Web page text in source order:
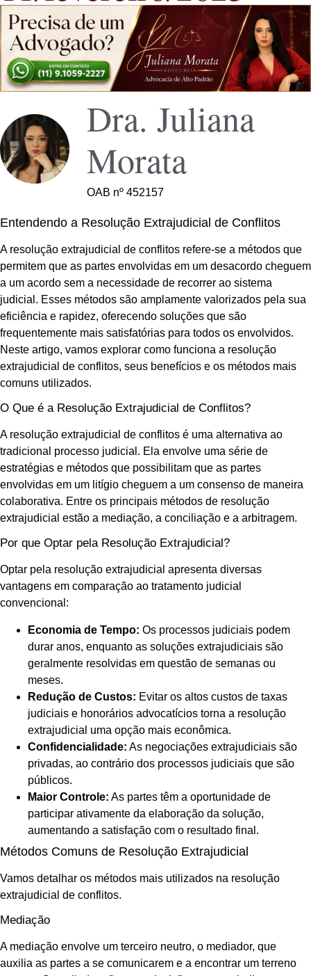
Dra. Juliana
Morata
OAB nº 452157
Entendendo a Resolução Extrajudicial de Conflitos
A resolução extrajudicial de conflitos refere-se a métodos que
permitem que as partes envolvidas em um desacordo cheguem
a um acordo sem a necessidade de recorrer ao sistema
judicial. Esses métodos são amplamente valorizados pela sua
eficiência e rapidez, oferecendo soluções que são
frequentemente mais satisfatórias para todos os envolvidos.
Neste artigo, vamos explorar como funciona a resolução
extrajudicial de conflitos, seus benefícios e os métodos mais
comuns utilizados.
O Que é a Resolução Extrajudicial de Conflitos?
A resolução extrajudicial de conflitos é uma alternativa ao
tradicional processo judicial. Ela envolve uma série de
estratégias e métodos que possibilitam que as partes
envolvidas em um litígio cheguem a um consenso de maneira
colaborativa. Entre os principais métodos de resolução
extrajudicial estão a mediação, a conciliação e a arbitragem.
Por que Optar pela Resolução Extrajudicial?
Optar pela resolução extrajudicial apresenta diversas
vantagens em comparação ao tratamento judicial
convencional:
Economia de Tempo: Os processos judiciais podem
durar anos, enquanto as soluções extrajudiciais são
geralmente resolvidas em questão de semanas ou
meses.
Redução de Custos: Evitar os altos custos de taxas
judiciais e honorários advocatícios torna a resolução
extrajudicial uma opção mais econômica.
Confidencialidade: As negociações extrajudiciais são
privadas, ao contrário dos processos judiciais que são
públicos.
Maior Controle: As partes têm a oportunidade de
participar ativamente da elaboração da solução,
aumentando a satisfação com o resultado final.
Métodos Comuns de Resolução Extrajudicial
Vamos detalhar os métodos mais utilizados na resolução
extrajudicial de conflitos.
Mediação
A mediação envolve um terceiro neutro, o mediador, que
auxilia as partes a se comunicarem e a encontrar um terreno